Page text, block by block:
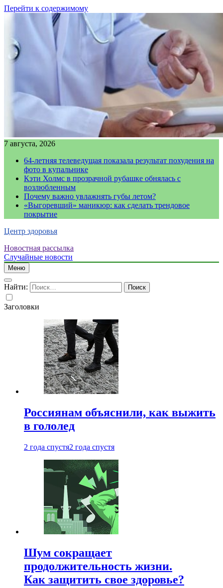
Перейти к содержимому
7 августа, 2026
64-летняя телеведущая показала результат похудения на
фото в купальнике
Кэти Холмс в прозрачной рубашке обнялась с
возлюбленным
Почему важно увлажнять губы летом?
«Выгоревший» маникюр: как сделать трендовое
покрытие
Центр здоровья
Новостная рассылка
Случайные новости
Меню
Найти:
Заголовки
Россиянам объяснили, как выжить
в гололед
2 года спустя2 года спустя
Шум сокращает
продолжительность жизни.
Как защитить свое здоровье?